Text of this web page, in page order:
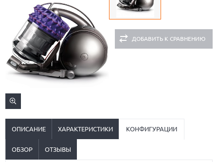
ДОБАВИТЬ К СРАВНЕНИЮ
ОПИСАНИЕ ХАРАКТЕРИСТИКИ КОНФИГУРАЦИИ
ОБЗОР ОТЗЫВЫ